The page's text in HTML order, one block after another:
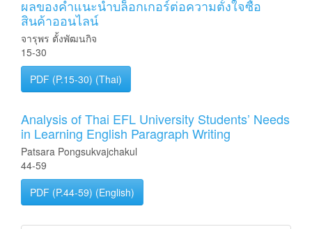
ผลของคำแนะนําบล็อกเกอร์ต่อความตั้งใจซื้อ
สินค้าออนไลน์
จารุพร ตั้งพัฒนกิจ
15-30
PDF (P.15-30) (Thai)
Analysis of Thai EFL University Students’ Needs
in Learning English Paragraph Writing
Patsara Pongsukvajchakul
44-59
PDF (P.44-59) (English)